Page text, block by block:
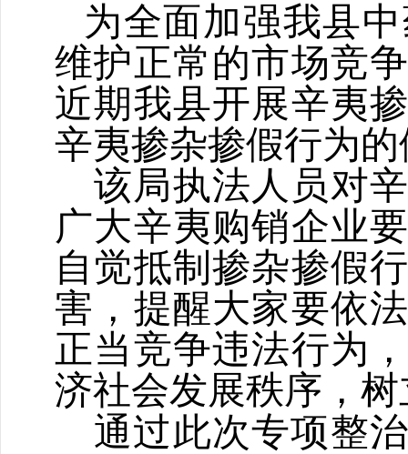
为全面加强我县
维护正常的市场竞
近期我县开展辛夷
辛夷掺杂掺假行为
该局执法人员对
广大辛夷购销企业
自觉抵制掺杂掺假
害，提醒大家要依
正当竞争违法行为
济社会发展秩序，
通过此次专项整